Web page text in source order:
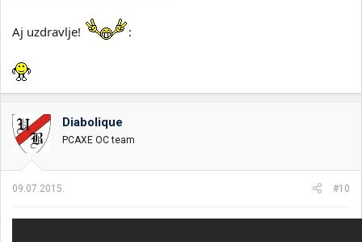
Aj uzdravlje! :
Diabolique
PCAXE OC team
09.07.2015. #10